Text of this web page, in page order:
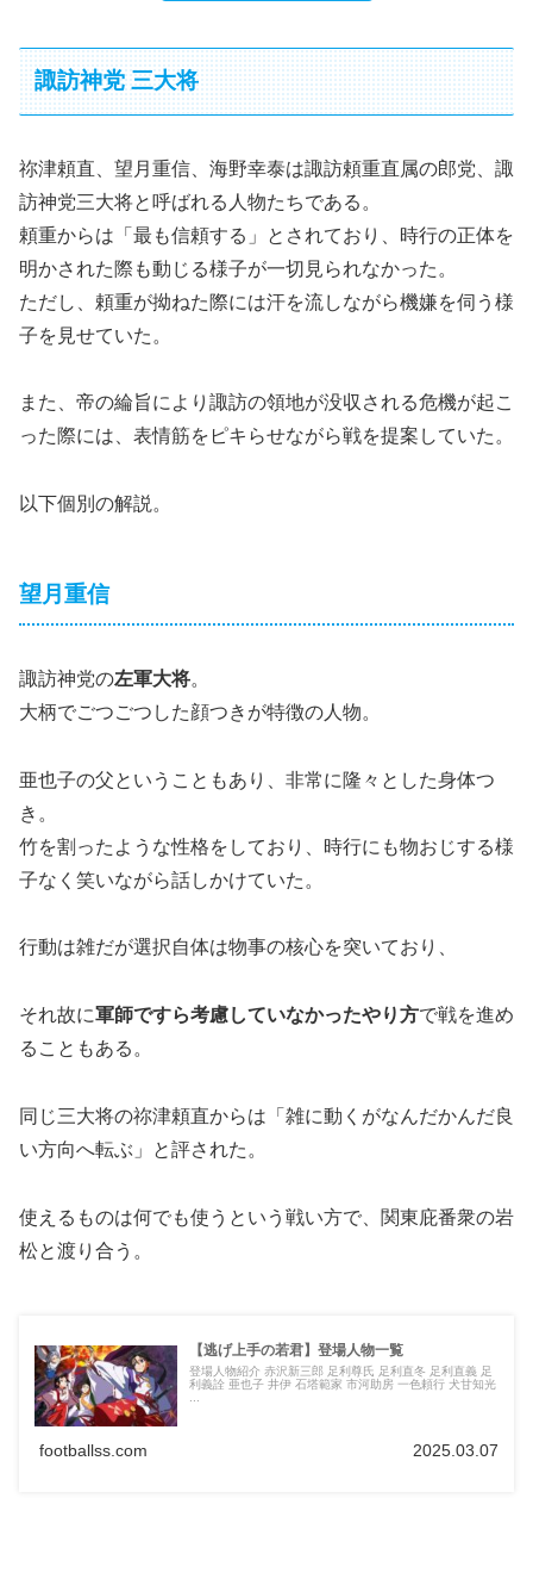
諏訪神党 三大将
祢津頼直、望月重信、海野幸泰は諏訪頼重直属の郎党、諏
訪神党三大将と呼ばれる人物たちである。
頼重からは「最も信頼する」とされており、時行の正体を
明かされた際も動じる様子が一切見られなかった。
ただし、頼重が拗ねた際には汗を流しながら機嫌を伺う様
子を見せていた。
また、帝の綸旨により諏訪の領地が没収される危機が起こ
った際には、表情筋をピキらせながら戦を提案していた。
以下個別の解説。
望月重信
諏訪神党の左軍大将。
大柄でごつごつした顔つきが特徴の人物。
亜也子の父ということもあり、非常に隆々とした身体つ
き。
竹を割ったような性格をしており、時行にも物おじする様
子なく笑いながら話しかけていた。
行動は雑だが選択自体は物事の核心を突いており、
それ故に軍師ですら考慮していなかったやり方で戦を進め
ることもある。
同じ三大将の祢津頼直からは「雑に動くがなんだかんだ良
い方向へ転ぶ」と評された。
使えるものは何でも使うという戦い方で、関東庇番衆の岩
松と渡り合う。
【逃げ上手の若君】登場人物一覧
登場人物紹介 赤沢新三郎 足利尊氏 足利直冬 足利直義 足
利義詮 亜也子 井伊 石塔範家 市河助房 一色頼行 犬甘知光
footballss.com 2025.03.07